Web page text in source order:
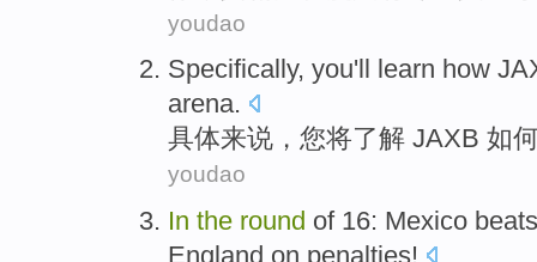
youdao
Specifically, you'll learn how
arena.
具体来说 ， 您将了解 JAXB 如
youdao
In the round of 16: Mexico beats
England on penalties!